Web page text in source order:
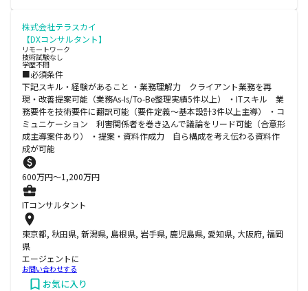
株式会社テラスカイ
【DXコンサルタント】
リモートワーク
技術試験なし
学歴不問
■必須条件
下記スキル・経験があること ・業務理解力 クライアント業務を再
現・改善提案可能（業務As-Is/To-Be整理実績5件以上） ・ITスキル 業
務要件を技術要件に翻訳可能（要件定義〜基本設計3件以上主導） ・コ
ミュニケーション 利害関係者を巻き込んで議論をリード可能（合意形
成主導案件あり） ・提案・資料作成力 自ら構成を考え伝わる資料作
成が可能
600万円〜1,200万円
ITコンサルタント
東京都, 秋田県, 新潟県, 島根県, 岩手県, 鹿児島県, 愛知県, 大阪府, 福岡
県
エージェントに
お問い合わせする
お気に入り